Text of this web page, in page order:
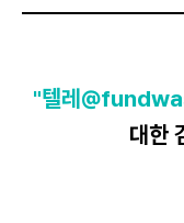
"텔레
대한